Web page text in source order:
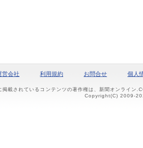
営会社 利用規約 お問合せ 個人
掲載されているコンテンツの著作権は、新聞オンライン
Copyright(C) 2009-